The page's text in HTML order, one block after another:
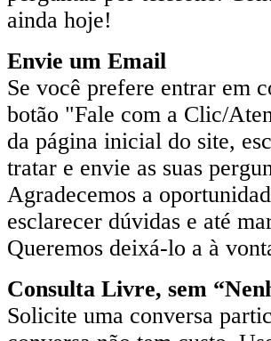
ainda hoje!
Envie um Email
Se você prefere entrar em
botão "Fale com a Clic/
da página inicial do site,
tratar e envie as suas
Agradecemos a
esclarecer dúvidas e até
Queremos deixá-lo a à
Consulta Livre, sem
Solicite uma conversa